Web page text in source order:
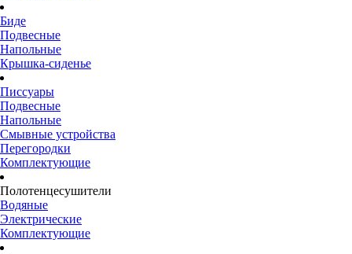
Биде
Подвесные
Напольные
Крышка-сиденье
Писсуары
Подвесные
Напольные
Смывные устройства
Перегородки
Комплектующие
Полотенцесушители
Водяные
Электрические
Комплектующие